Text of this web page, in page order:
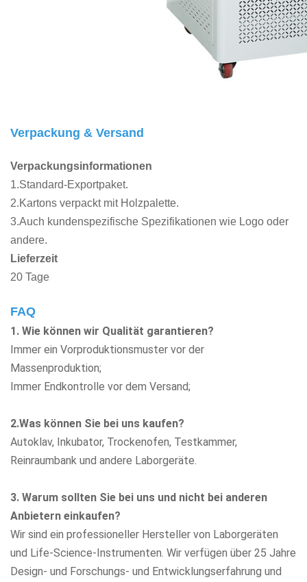
Verpackung & Versand
Verpackungsinformationen
1.Standard-Exportpaket.
2.Kartons verpackt mit Holzpalette.
3.Auch kundenspezifische Spezifikationen wie Logo oder
andere.
Lieferzeit
20 Tage
FAQ
1. Wie können wir Qualität garantieren?
Immer ein Vorproduktionsmuster vor der
Massenproduktion;
Immer Endkontrolle vor dem Versand;
2.Was können Sie bei uns kaufen?
Autoklav, Inkubator, Trockenofen, Testkammer,
Reinraumbank und andere Laborgeräte.
3. Warum sollten Sie bei uns und nicht bei anderen
Anbietern einkaufen?
Wir sind ein professioneller Hersteller von Laborgeräten
und Life-Science-Instrumenten. Wir verfügen über 25 Jahre
Design- und Forschungs- und Entwicklungserfahrung und